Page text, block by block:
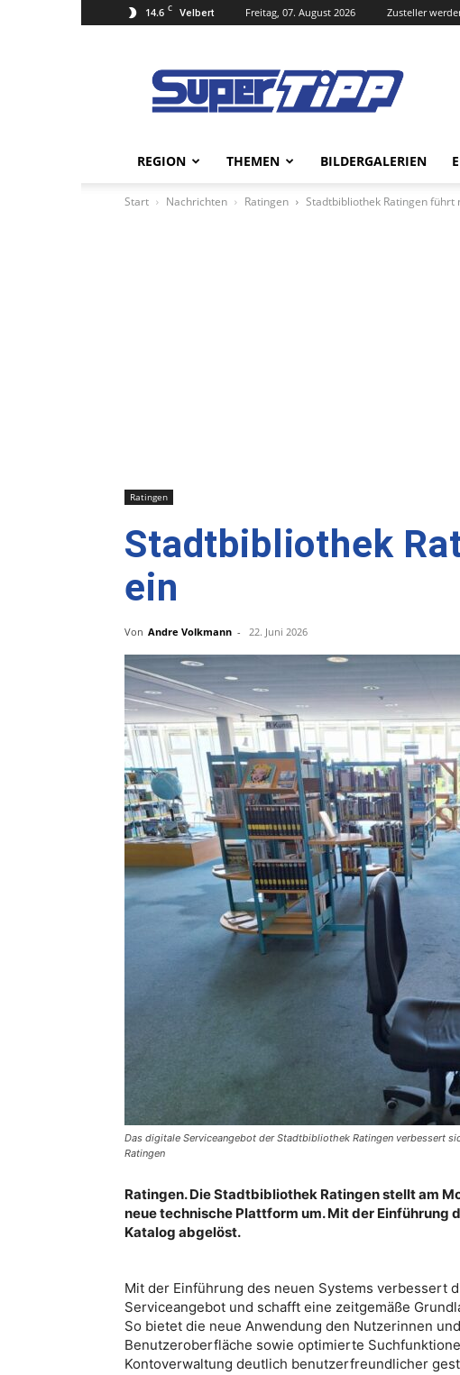
14.6 C Velbert Freitag, 07. August 2026 Zusteller
Tipp
Online
REGION THEMEN BILDERGALERIEN
Start Nachrichten Ratingen Stadtbibliothek Ratingen führt
Ratingen
Stadtbibliothek
ein
Von Andre Volkmann - 22. Juni 2026
Das digitale Serviceangebot der Stadtbibliothek Ratingen verbessert
Ratingen
Ratingen. Die Stadtbibliothek Ratingen stellt am
neue technische Plattform um. Mit der Einführung
Katalog abgelöst.
Mit der Einführung des neuen Systems verbessert
Serviceangebot und schafft eine zeitgemäße
So bietet die neue Anwendung den Nutzerinnen
Benutzeroberfläche sowie optimierte
Kontoverwaltung deutlich benutzerfreundlicher